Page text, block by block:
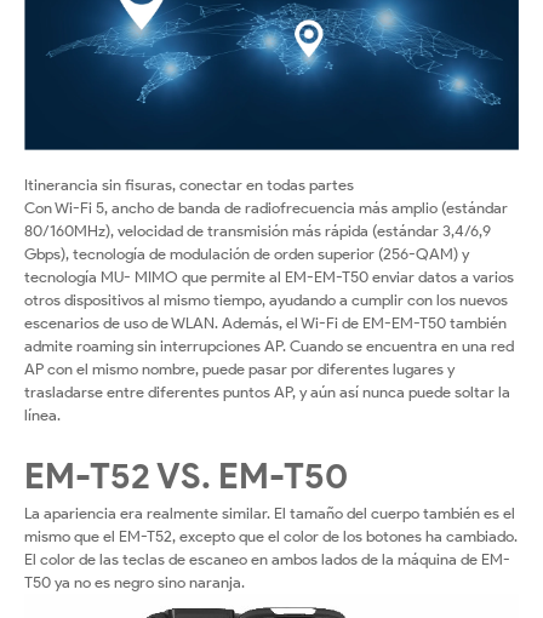
Itinerancia sin fisuras, conectar en todas partes
Con Wi-Fi 5, ancho de banda de radiofrecuencia más amplio (estándar
80/160MHz), velocidad de transmisión más rápida (estándar 3,4/6,9
Gbps), tecnología de modulación de orden superior (256-QAM) y
tecnología MU- MIMO que permite al EM-EM-T50 enviar datos a varios
otros dispositivos al mismo tiempo, ayudando a cumplir con los nuevos
escenarios de uso de WLAN. Además, el Wi-Fi de EM-EM-T50 también
admite roaming sin interrupciones AP. Cuando se encuentra en una red
AP con el mismo nombre, puede pasar por diferentes lugares y
trasladarse entre diferentes puntos AP, y aún así nunca puede soltar la
línea.
EM-T52 VS. EM-T50
La apariencia era realmente similar. El tamaño del cuerpo también es el
mismo que el EM-T52, excepto que el color de los botones ha cambiado.
El color de las teclas de escaneo en ambos lados de la máquina de EM-
T50 ya no es negro sino naranja.